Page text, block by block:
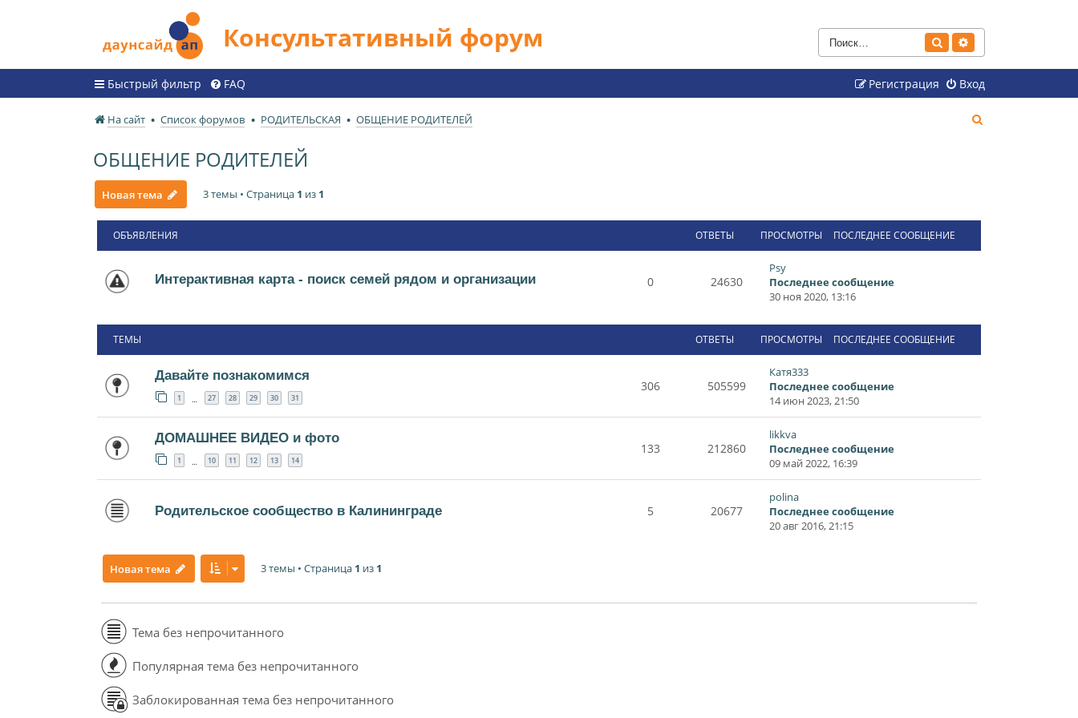
Консультативный форум Поиск
Быстрый фильтр FAQ Вход
Регистрация
На сайт Список форумов РОДИТЕЛЬСКАЯ ОБЩЕНИЕ РОДИТЕЛЕЙ
ОБЩЕНИЕ РОДИТЕЛЕЙ
Новая тема 3 темы • Страница 1 из 1
ОБЪЯВЛЕНИЯ ОТВЕТЫ ПРОСМОТРЫ ПОСЛЕДНЕЕ СООБЩЕНИЕ
Интерактивная карта - поиск семей рядом и организации 0 24630
Psy
Последнее сообщение
30 ноя 2020, 13:16
ТЕМЫ ОТВЕТЫ ПРОСМОТРЫ ПОСЛЕДНЕЕ СООБЩЕНИЕ
Давайте познакомимся
1 27 28 29 30 31
306 505599
Катя333
Последнее сообщение
14 июн 2023, 21:50
ДОМАШНЕЕ ВИДЕО и фото
1 10 11 12 13 14
133 212860
likkva
Последнее сообщение
09 май 2022, 16:39
Родительское сообщество в Калининграде 5 20677
polina
Последнее сообщение
20 авг 2016, 21:15
Новая тема 3 темы • Страница 1 из 1
Тема без непрочитанного
Популярная тема без непрочитанного
Заблокированная тема без непрочитанного